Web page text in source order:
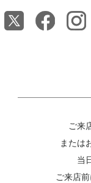
ご来
または
当
ご来店